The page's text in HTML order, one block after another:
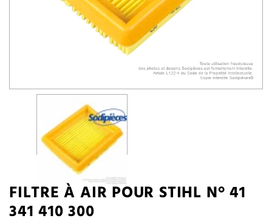
FILTRE À AIR POUR STIHL N° 41
341 410 300